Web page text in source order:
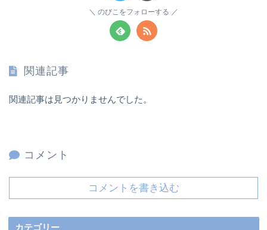
のびこをフォローする
関連記事
関連記事は見つかりませんでした。
コメント
コメントを書き込む
カテゴリー